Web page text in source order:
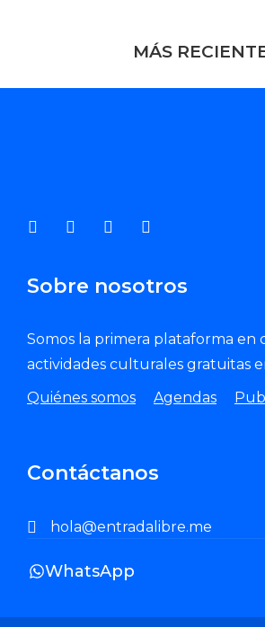
MÁS
Sobre nosotros
Somos la primera plataforma en
actividades culturales gratuitas
Quiénes somos
Agendas
Contáctanos
hola@entradalibre.me
WhatsApp